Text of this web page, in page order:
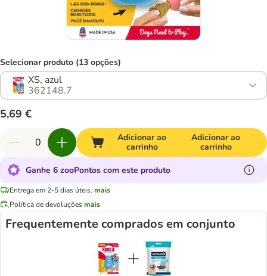
Selecionar produto (13 opções)
XS, azul
362148.7
5,69 €
Adicionar ao
carrinho
Adicionar ao
carrinho
Ganhe 6 zooPontos com este produto
Entrega em 2-5 dias úteis. mais
Política de devoluçõesmais
Frequentemente comprados em conjunto